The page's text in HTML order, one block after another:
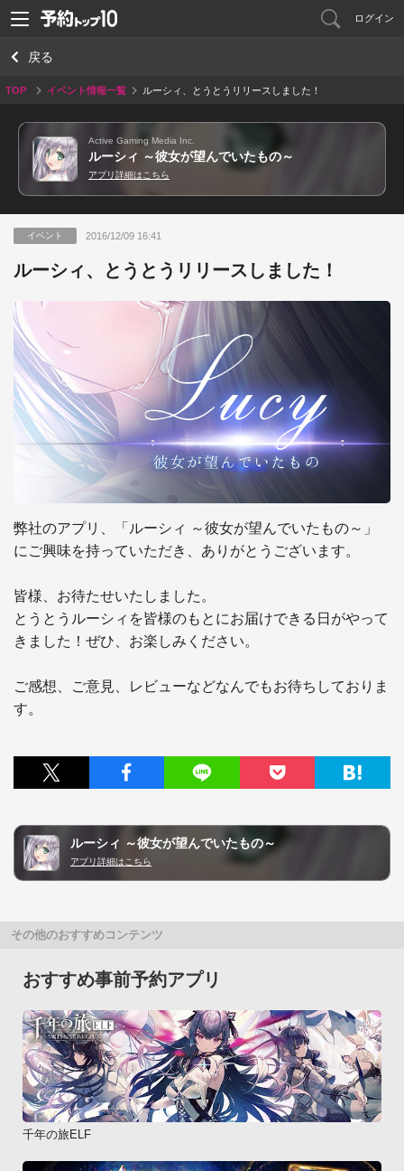
ログイン
戻る
TOP イベント情報一覧 ルーシィ、とうとうリリースしました！
Active Gaming Media Inc.
ルーシィ ～彼女が望んでいたもの～
アプリ詳細はこちら
イベント 2016/12/09 16:41
ルーシィ、とうとうリリースしました！
弊社のアプリ、「ルーシィ ～彼女が望んでいたもの～」
にご興味を持っていただき、ありがとうございます。
皆様、お待たせいたしました。
とうとうルーシィを皆様のもとにお届けできる日がやって
きました！ぜひ、お楽しみください。
ご感想、ご意見、レビューなどなんでもお待ちしておりま
す。
ルーシィ ～彼女が望んでいたもの～
アプリ詳細はこちら
その他のおすすめコンテンツ
おすすめ事前予約アプリ
千年の旅ELF